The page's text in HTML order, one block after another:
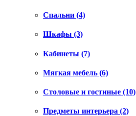
Спальни (4)
Шкафы (3)
Кабинеты (7)
Мягкая мебель (6)
Столовые и гостиные (10)
Предметы интерьера (2)